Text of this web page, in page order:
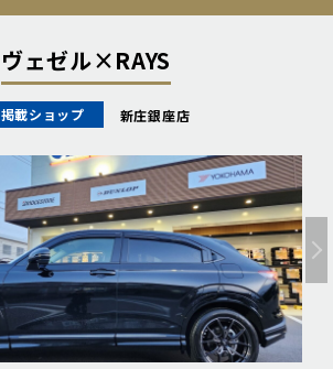
ヴェゼル×RAYS
掲載ショップ 新庄銀座店